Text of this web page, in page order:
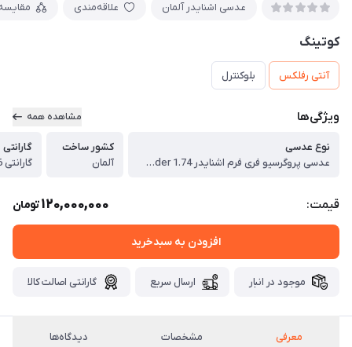
عدسی اشنایدر آلمان علاقه‌مندی
کوتینگ
آنتی رفلکس بلوکنترل
ویژگی‌ها مشاهده همه
نوع عدسی
عدسی پروگرسیو فری فرم اشنایدر Schneider 1.74 مدل X Design فوق فشرده با بلوکنترل رایگان
کشور ساخت
آلمان
گارانتی
گارانتی 36 ماهه پوشش عدسی
قیمت: 120,000,000تومان
افزودن به سبدخرید
موجود در انبار ارسال سریع گارانتی اصالت کالا
معرفی مشخصات دیدگاه‌ها